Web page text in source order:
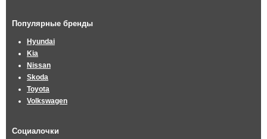
Популярные бренды
Hyundai
Kia
Nissan
Skoda
Toyota
Volkswagen
Социалочки